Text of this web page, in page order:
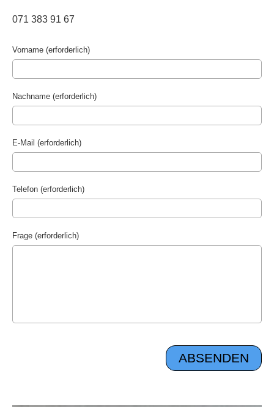
071 383 91 67
Vorname (erforderlich)
Nachname (erforderlich)
E-Mail (erforderlich)
Telefon (erforderlich)
Frage (erforderlich)